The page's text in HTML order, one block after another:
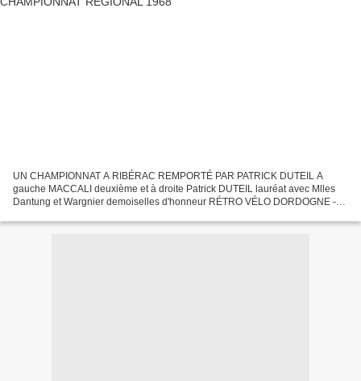
UN CHAMPIONNAT A RIBÉRAC REMPORTÉ PAR PATRICK DUTEIL A
gauche MACCALI deuxième et à droite Patrick DUTEIL lauréat avec Mlles
Dantung et Wargnier demoiselles d'honneur RÉTRO VÉLO DORDOGNE -
cyclisme...